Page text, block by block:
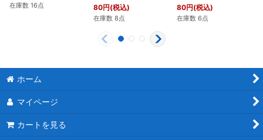
在庫数 16点
80円(税込)
在庫数 8点
80円(税込)
在庫数 6点
ホーム
マイページ
カートを見る